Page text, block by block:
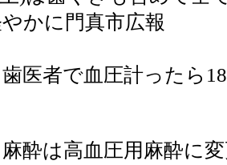
かに門真市広報
医者で血圧計ったら
酔は高血圧用麻酔に